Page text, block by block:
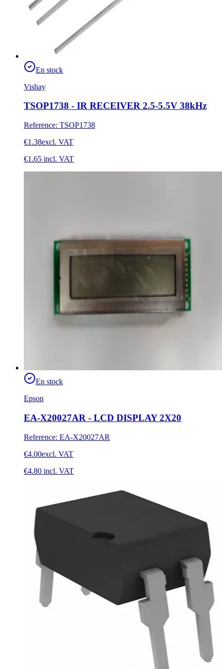
En stock
Vishay
TSOP1738 - IR RECEIVER 2.5-5.5V 38kHz
Reference: TSOP1738
€1.38excl. VAT
€1.65 incl. VAT
En stock
Epson
EA-X20027AR - LCD DISPLAY 2X20
Reference: EA-X20027AR
€4.00excl. VAT
€4.80 incl. VAT